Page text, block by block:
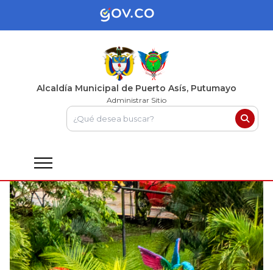
Alcaldía Municipal de Puerto Asís, Putumayo
Administrar Sitio